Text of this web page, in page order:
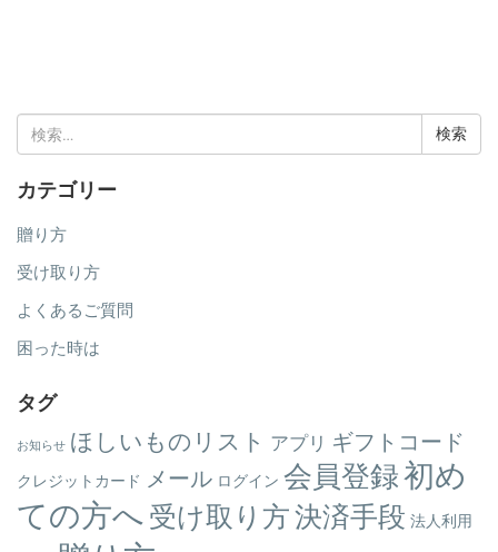
検
索:
カテゴリー
贈り方
受け取り方
よくあるご質問
困った時は
タグ
お知らせ ほしいものリスト アプリ ギフトコード
クレジットカード メール ログイン 会員登録初め
ての方へ 受け取り方決済手段 法人利用